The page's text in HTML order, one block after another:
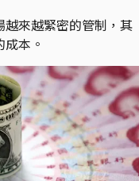
來越緊密的管制，其
本。